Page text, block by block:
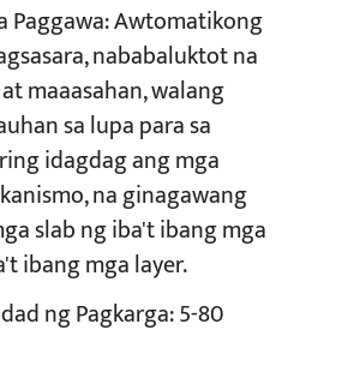
Paggawa: Awtomatikong
nababaluktot na
maaasahan, walang
sa lupa para sa
idagdag ang mga
na ginagawang
slab ng iba't ibang mga
ibang mga layer.
ng Pagkarga: 5-80